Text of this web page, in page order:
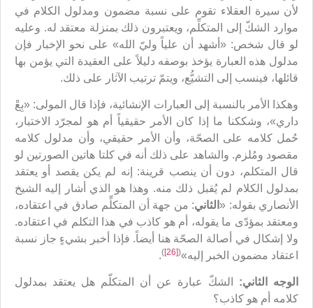
لأن سيرة العقلاء تقوم على نسبة مضمون ومدلول الكلام في
موارد الشكّ إلى المتكلِّم، ويعتبرون ذلك بمنزلة معتقد له. وعليه
لو قال شخص: «أشهد أن علياً وليّ الله» على نحو الإخبار فإن
مدلول هذه العبارة يؤخذ بوصفه دليلاً على العقيدة التي يؤمن بها
قائلها، فينسب إلى التشيُّع، ويتمّ ترتيب الآثار على ذلك.
وهكذا الأمر بالنسبة إلى العبارات الإنشائية، فإذا قال المولى: «بِعْ
داري»، وشككنا ما إذا كان الأمر حقيقياً أم هو لمجرّد الاختبار،
حُمل كلامه على الصحّة، وأن الأمر حقيقي، وأن مدلول كلامه
مقصود ومُلزم. والشاهد على ذلك أنه في كلتا هاتين الصورتين لو
قال المتكلم، دون أن ينصب قرينة: إنه لم يكن يقصد أو يعتقد
بمدلول الكلام لم يُقبل ذلك منه. وهذا هو الذي أشار إليه الشيخ
الأنصاري بقوله: « الثاني: من جهة أن المتكلِّم صادق في اعتقاده،
ومعتقد بمؤدّى ما يقوله، أم هو كاذب في هذا التكلم في اعتقاده.
ولا إشكال في أصالة الصحّة هنا أيضاً. فإذا أخبر بشيءٍ جاز نسبة
اعتقاد مضمون الخبر إليه»(
[26]
)
.
الوجه الثاني: الشكّ عبارة عن أن المتكلّم هل يعتقد بمدلول
كلامه أم هو كاذب؟